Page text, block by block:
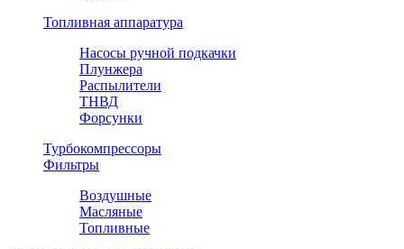
Топливная аппаратура
Насосы ручной подкачки
Плунжера
Распылители
ТНВД
Форсунки
Турбокомпрессоры
Фильтры
Воздушные
Масляные
Топливные